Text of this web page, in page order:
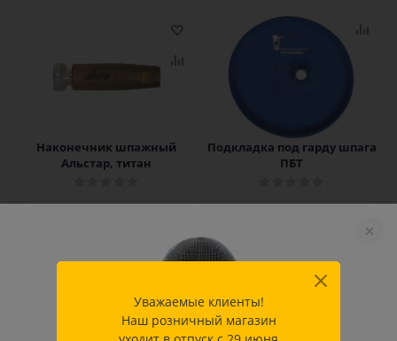
Наконечник шпажный
Альстар, титан
Подкладка под гарду шпага
ПБТ
Подробнее
Уважаемые клиенты!
Наш розничный магазин